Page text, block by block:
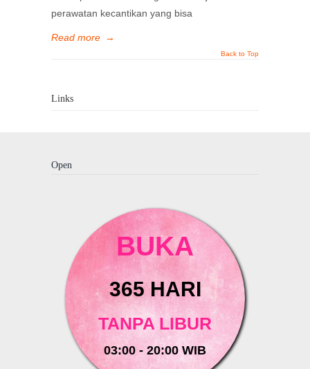
perawatan kecantikan yang bisa
Read more →
Back to Top
Links
Open
BUKA
365 HARI
TANPA LIBUR
03:00 - 20:00 WIB